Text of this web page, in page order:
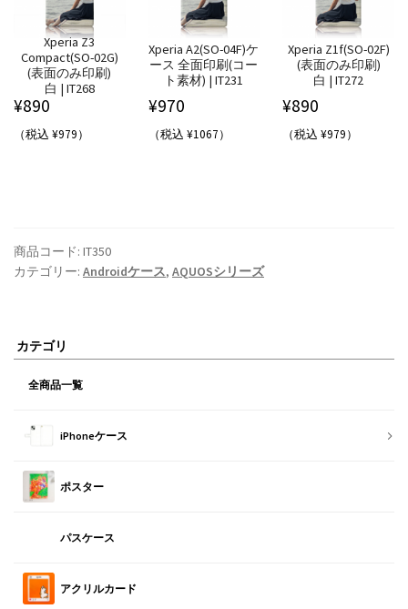
Xperia Z3
Compact(SO-02G)
(表面のみ印刷)
白 | IT268
¥890
（税込 ¥979）
Xperia A2(SO-04F)ケ
ース 全面印刷(コー
ト素材) | IT231
¥970
（税込 ¥1067）
Xperia Z1f(SO-02F)
(表面のみ印刷)
白 | IT272
¥890
（税込 ¥979）
商品コード: IT350
カテゴリー: Androidケース, AQUOSシリーズ
カテゴリ
全商品一覧
iPhoneケース
ポスター
パスケース
アクリルカード